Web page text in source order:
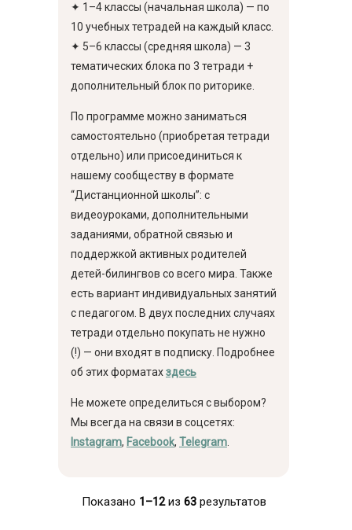
✦ 1–4 классы (начальная школа) — по
10 учебных тетрадей на каждый класс.
✦ 5–6 классы (средняя школа) — 3
тематических блока по 3 тетради +
дополнительный блок по риторике.
По программе можно заниматься
самостоятельно (приобретая тетради
отдельно) или присоединиться к
нашему сообществу в формате
“Дистанционной школы”: с
видеоуроками, дополнительными
заданиями, обратной связью и
поддержкой активных родителей
детей-билингвов со всего мира. Также
есть вариант индивидуальных занятий
с педагогом. В двух последних случаях
тетради отдельно покупать не нужно
(!) — они входят в подписку. Подробнее
об этих форматахздесь
Не можете определиться с выбором?
Мы всегда на связи в соцсетях:
Instagram, Facebook, Telegram
Показано 1–12из 63результатов